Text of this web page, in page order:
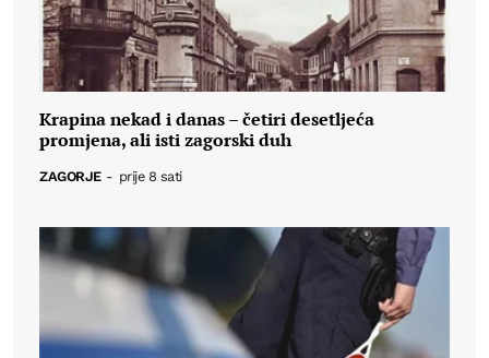
Krapina nekad i danas – četiri desetljeća
promjena, ali isti zagorski duh
ZAGORJE - prije 8 sati